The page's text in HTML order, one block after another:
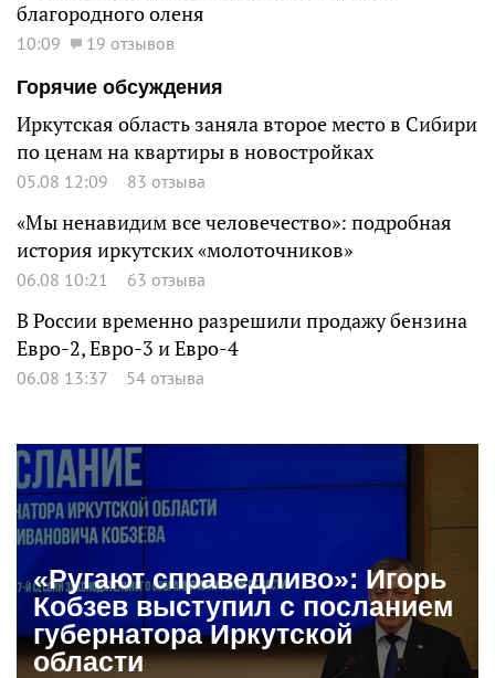
благородного оленя
10:09
19 отзывов
Горячие обсуждения
Иркутская область заняла второе место в Сибири
по ценам на квартиры в новостройках
05.08 12:09 83 отзыва
«Мы ненавидим все человечество»: подробная
история иркутских «молоточников»
06.08 10:21 63 отзыва
В России временно разрешили продажу бензина
Евро-2, Евро-3 и Евро-4
06.08 13:37 54 отзыва
«Ругают справедливо»: Игорь
Кобзев выступил с посланием
губернатора Иркутской
области